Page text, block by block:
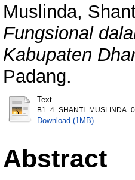
Muslinda,
Fungsional
Kabupaten
Padang.
Text
Download (1MB)
Abstract